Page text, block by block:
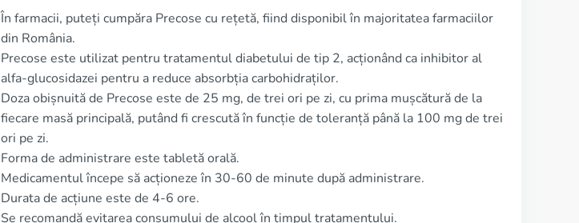
În farmacii, puteți cumpăra Precose cu rețetă, fiind disponibil în majoritatea farmaciilor
din România.
Precose este utilizat pentru tratamentul diabetului de tip 2, acționând ca inhibitor al
alfa-glucosidazei pentru a reduce absorbția carbohidraților.
Doza obișnuită de Precose este de 25 mg, de trei ori pe zi, cu prima mușcătură de la
fiecare masă principală, putând fi crescută în funcție de toleranță până la 100 mg de trei
ori pe zi.
Forma de administrare este tabletă orală.
Medicamentul începe să acționeze în 30-60 de minute după administrare.
Durata de acțiune este de 4-6 ore.
Se recomandă evitarea consumului de alcool în timpul tratamentului.